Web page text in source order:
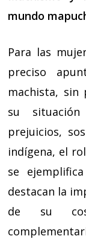
mundo
Para las
preciso
machista, sin
su
prejuicios,
indígena, el
se
destacan la
de su